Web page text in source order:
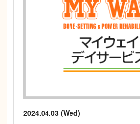
2024.04.03 (Wed)